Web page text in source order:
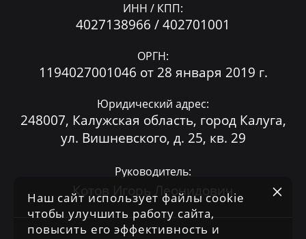
ИНН / КПП:
4027138966 / 402701001
ОРГН:
1194027001046 от 28 января 2019 г.
Юридический адрес:
248007, Калужская область, город Калуга,
ул. Вишневского, д. 25, кв. 29
Руководитель:
Котов Игорь Леонидович
Наш сайт использует файлы cookie
чтобы улучшить работу сайта,
повысить его эффективность и